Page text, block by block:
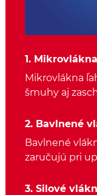
1. Mikrovlákna
Mikrovlákna
šmuhy aj
2. Bavlnené
Bavlnené
zaručujú pri
3. Silové